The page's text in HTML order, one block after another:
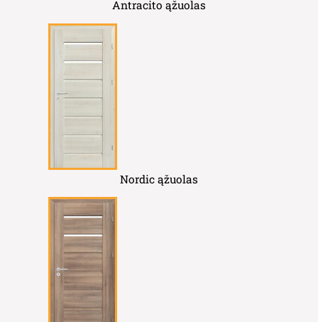
Antracito ąžuolas
Nordic ąžuolas